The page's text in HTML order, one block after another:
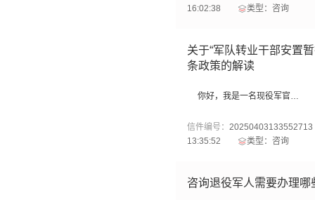
16:02:38
类型：咨询
关于“军队转业干部安置
条政策的解读
你好，我是一名现役军官。我的原籍和入伍地是河池。请问我如何利用如上标题这个政策落户到柳州？我弟弟在外省服役，是否符合“父母身边无子女”？我可以通过父母户口购房落户柳州的方式随父母安置到柳州吗？另外我女朋友是独生子女，原籍也是河池。我是否可以通过女朋友父母购房落户柳州的方式随配偶父母安置到柳州？如果可以，是否需要在结婚前落户还是退役安置前落户就行？另外，本人父母或者配偶父母户口迁入柳州是只需要一个就行还是必须父母两人都迁入？请帮我解答谢谢。
信件编号： 20250403133552713
13:35:52
类型：咨询
咨询退役军人需要办理